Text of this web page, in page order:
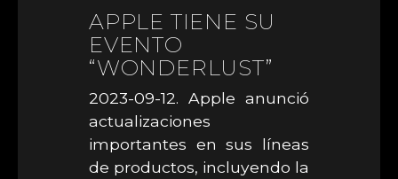
APPLE TIENE SU
EVENTO
“WONDERLUST”
2023-09-12. Apple anunció
actualizaciones
importantes en sus líneas
de productos, incluyendo la